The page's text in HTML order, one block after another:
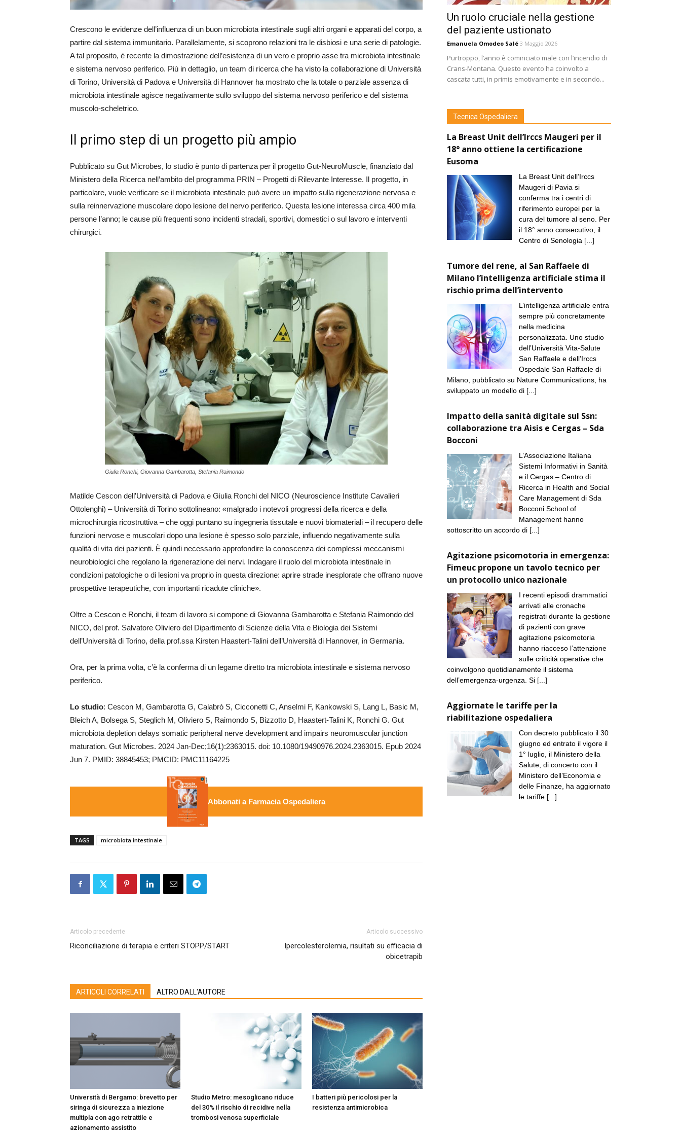
Crescono le evidenze dell’influenza di un buon microbiota intestinale sugli altri organi e apparati del corpo, a
partire dal sistema immunitario. Parallelamente, si scoprono relazioni tra le disbiosi e una serie di patologie.
A tal proposito, è recente la dimostrazione dell’esistenza di un vero e proprio asse tra microbiota intestinale
e sistema nervoso periferico. Più in dettaglio, un team di ricerca che ha visto la collaborazione di Università
di Torino, Università di Padova e Università di Hannover ha mostrato che la totale o parziale assenza di
microbiota intestinale agisce negativamente sullo sviluppo del sistema nervoso periferico e del sistema
muscolo-scheletrico.
Il primo step di un progetto più ampio
Pubblicato su Gut Microbes, lo studio è punto di partenza per il progetto Gut-NeuroMuscle, finanziato dal
Ministero della Ricerca nell’ambito del programma PRIN – Progetti di Rilevante Interesse. Il progetto, in
particolare, vuole verificare se il microbiota intestinale può avere un impatto sulla rigenerazione nervosa e
sulla reinnervazione muscolare dopo lesione del nervo periferico. Questa lesione interessa circa 400 mila
persone l’anno; le cause più frequenti sono incidenti stradali, sportivi, domestici o sul lavoro e interventi
chirurgici.
Giulia Ronchi, Giovanna Gambarotta, Stefania Raimondo
Matilde Cescon dell’Università di Padova e Giulia Ronchi del NICO (Neuroscience Institute Cavalieri
Ottolenghi) – Università di Torino sottolineano: «malgrado i notevoli progressi della ricerca e della
microchirurgia ricostruttiva – che oggi puntano su ingegneria tissutale e nuovi biomateriali – il recupero delle
funzioni nervose e muscolari dopo una lesione è spesso solo parziale, influendo negativamente sulla
qualità di vita dei pazienti. È quindi necessario approfondire la conoscenza dei complessi meccanismi
neurobiologici che regolano la rigenerazione dei nervi. Indagare il ruolo del microbiota intestinale in
condizioni patologiche o di lesioni va proprio in questa direzione: aprire strade inesplorate che offrano nuove
prospettive terapeutiche, con importanti ricadute cliniche».
Oltre a Cescon e Ronchi, il team di lavoro si compone di Giovanna Gambarotta e Stefania Raimondo del
NICO, del prof. Salvatore Oliviero del Dipartimento di Scienze della Vita e Biologia dei Sistemi
dell’Università di Torino, della prof.ssa Kirsten Haastert-Talini dell’Università di Hannover, in Germania.
Ora, per la prima volta, c’è la conferma di un legame diretto tra microbiota intestinale e sistema nervoso
periferico.
Lo studio: Cescon M, Gambarotta G, Calabrò S, Cicconetti C, Anselmi F, Kankowski S, Lang L, Basic M,
Bleich A, Bolsega S, Steglich M, Oliviero S, Raimondo S, Bizzotto D, Haastert-Talini K, Ronchi G. Gut
microbiota depletion delays somatic peripheral nerve development and impairs neuromuscular junction
maturation. Gut Microbes. 2024 Jan-Dec;16(1):2363015. doi: 10.1080/19490976.2024.2363015. Epub 2024
Jun 7. PMID: 38845453; PMCID: PMC11164225
Abbonati a Farmacia Ospedaliera
TAGS microbiota intestinale
Articolo precedente
Riconciliazione di terapia e criteri STOPP/START
Articolo successivo
Ipercolesterolemia, risultati su efficacia di
obicetrapib
ARTICOLI CORRELATI ALTRO DALL'AUTORE
Università di Bergamo: brevetto per
siringa di sicurezza a iniezione
multipla con ago retrattile e
azionamento assistito
Studio Metro: mesoglicano riduce
del 30% il rischio di recidive nella
trombosi venosa superficiale
I batteri più pericolosi per la
resistenza antimicrobica
Un ruolo cruciale nella gestione
del paziente ustionato
Emanuela Omodeo Salé 3 Maggio 2026
Purtroppo, l’anno è cominciato male con l’incendio di
Crans-Montana. Questo evento ha coinvolto a
cascata tutti, in primis emotivamente e in secondo...
Tecnica Ospedaliera
La Breast Unit dell’Irccs Maugeri per il
18° anno ottiene la certificazione
Eusoma
La Breast Unit dell’Irccs
Maugeri di Pavia si
conferma tra i centri di
riferimento europei per la
cura del tumore al seno. Per
il 18° anno consecutivo, il
Centro di Senologia [...]
Tumore del rene, al San Raffaele di
Milano l’intelligenza artificiale stima il
rischio prima dell’intervento
L’intelligenza artificiale entra
sempre più concretamente
nella medicina
personalizzata. Uno studio
dell’Università Vita-Salute
San Raffaele e dell’Irccs
Ospedale San Raffaele di
Milano, pubblicato su Nature Communications, ha
sviluppato un modello di [...]
Impatto della sanità digitale sul Ssn:
collaborazione tra Aisis e Cergas – Sda
Bocconi
L’Associazione Italiana
Sistemi Informativi in Sanità
e il Cergas – Centro di
Ricerca in Health and Social
Care Management di Sda
Bocconi School of
Management hanno
sottoscritto un accordo di [...]
Agitazione psicomotoria in emergenza:
Fimeuc propone un tavolo tecnico per
un protocollo unico nazionale
I recenti episodi drammatici
arrivati alle cronache
registrati durante la gestione
di pazienti con grave
agitazione psicomotoria
hanno riacceso l’attenzione
sulle criticità operative che
coinvolgono quotidianamente il sistema
dell’emergenza-urgenza. Si [...]
Aggiornate le tariffe per la
riabilitazione ospedaliera
Con decreto pubblicato il 30
giugno ed entrato il vigore il
1° luglio, il Ministero della
Salute, di concerto con il
Ministero dell’Economia e
delle Finanze, ha aggiornato
le tariffe [...]